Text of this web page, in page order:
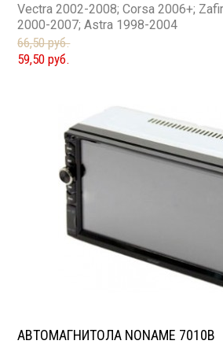
Vectra 2002-2008; Corsa 2006+;
2000-2007; Astra 1998-2004
66,50 руб.
59,50 руб.
АВТОМАГНИТОЛА NONAME 7010B